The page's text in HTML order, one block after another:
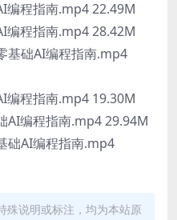
编程指南.mp4 22.49M
编程指南.mp4 28.42M
基础AI编程指南.mp4
编程指南.mp4 19.30M
AI编程指南.mp4 29.94M
础AI编程指南.mp4
殊说明或标注，均为本站原